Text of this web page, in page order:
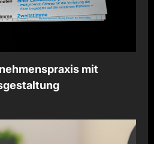
mit